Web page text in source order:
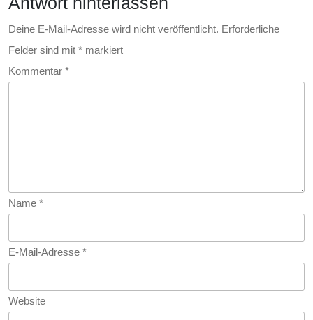
Deine E-Mail-Adresse wird nicht veröffentlicht. Erforderliche
Felder sind mit * markiert
Kommentar *
Name *
E-Mail-Adresse *
Website